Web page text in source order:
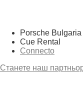
Porsche Bulgaria
Cue Rental
Connecto
Станете наш